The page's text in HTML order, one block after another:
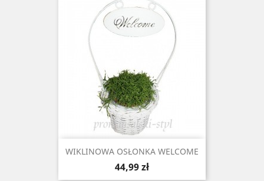
WIKLINOWA OSŁONKA WELCOME
Cena
44,99 zł